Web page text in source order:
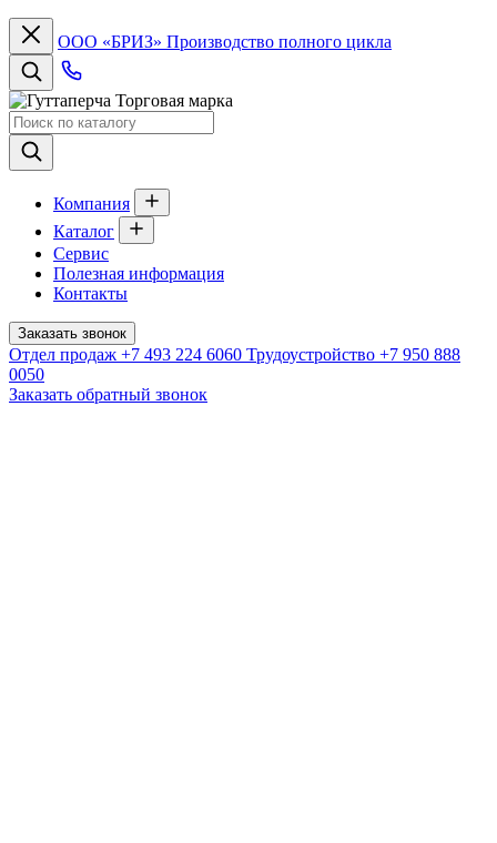
ООО «БРИЗ» Производство полного цикла
Торговая марка
Компания
Каталог
Сервис
Полезная информация
Контакты
Заказать звонок
Отдел продаж +7 493 224 6060 Трудоустройство +7 950 888
0050
Заказать обратный звонок